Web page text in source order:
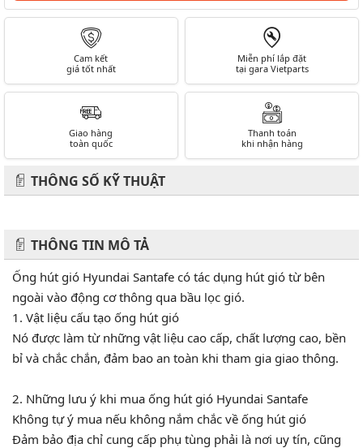
Cam kết
giá tốt nhất
Miễn phí lắp đặt
tại gara Vietparts
Giao hàng
toàn quốc
Thanh toán
khi nhận hàng
THÔNG SỐ KỸ THUẬT
THÔNG TIN MÔ TẢ
Ống hút gió Hyundai Santafe có tác dụng hút gió từ bên
ngoài vào động cơ thông qua bầu lọc gió.
1. Vật liệu cấu tạo ống hút gió
Nó được làm từ những vật liệu cao cấp, chất lượng cao, bền
bỉ và chắc chắn, đảm bao an toàn khi tham gia giao thông.
2. Những lưu ý khi mua ống hút gió Hyundai Santafe
Không tự ý mua nếu không nắm chắc về ống hút gió
Đảm bảo địa chỉ cung cấp phụ tùng phải là nơi uy tín, cũng